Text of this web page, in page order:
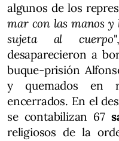
algunos de los
mar con las manos y
sujeta al cuerpo
desaparecieron a
buque-prisión
y quemados en
encerrados. En el
se contabilizan 67
religiosos de la